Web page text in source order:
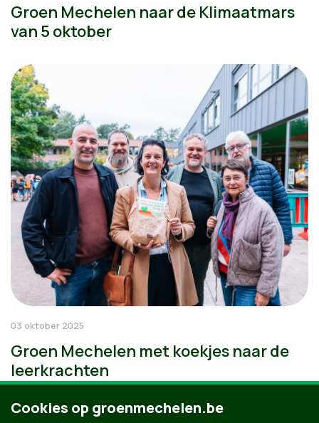
Groen Mechelen naar de Klimaatmars
van 5 oktober
03 oktober 2025
Groen Mechelen met koekjes naar de
leerkrachten
Cookies op groenmechelen.be